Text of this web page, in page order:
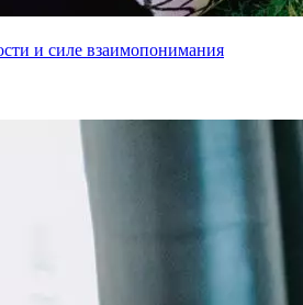
и силе взаимопонимания